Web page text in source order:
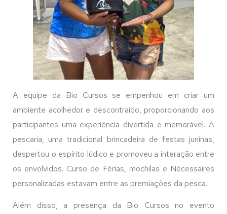
A equipe da Bio Cursos se empenhou em criar um
ambiente acolhedor e descontraído, proporcionando aos
participantes uma experiência divertida e memorável. A
pescaria, uma tradicional brincadeira de festas juninas,
despertou o espírito lúdico e promoveu a interação entre
os envolvidos. Curso de Férias, mochilas e Nécessaires
personalizadas estavam entre as premiações da pesca.
Além disso, a presença da Bio Cursos no evento